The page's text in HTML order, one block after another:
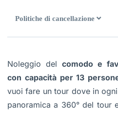
Politiche di cancellazione
Noleggio del comodo e
con capacità per 13
vuoi fare un tour dove in
panoramica a 360° del tour